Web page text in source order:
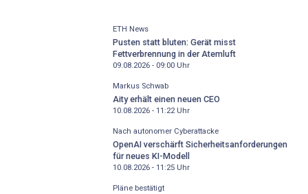
ETH News
Pusten statt bluten: Gerät misst
Fettverbrennung in der Atemluft
09.08.2026 - 09:00Uhr
Markus Schwab
Aity erhält einen neuen CEO
10.08.2026 - 11:22Uhr
Nach autonomer Cyberattacke
OpenAI verschärft Sicherheitsanforderungen
für neues KI-Modell
10.08.2026 - 11:25Uhr
Pläne bestätigt